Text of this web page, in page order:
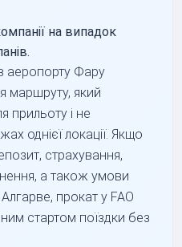
на випадок
аеропорту Фару
маршруту, який
прильоту і не
однієї локації. Якщо
страхування,
а також умови
прокат у FAO
стартом поїздки без